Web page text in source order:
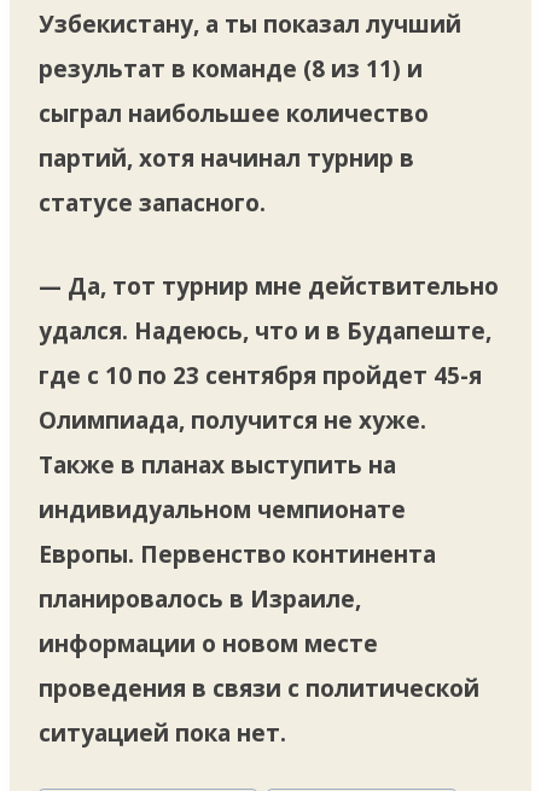
Узбекистану, а ты показал лучший
результат в команде (8 из 11) и
сыграл наибольшее количество
партий, хотя начинал турнир в
статусе запасного.
— Да, тот турнир мне действительно
удался. Надеюсь, что и в Будапеште,
где с 10 по 23 сентября пройдет 45-я
Олимпиада, получится не хуже.
Также в планах выступить на
индивидуальном чемпионате
Европы. Первенство континента
планировалось в Израиле,
информации о новом месте
проведения в связи с политической
ситуацией пока нет.